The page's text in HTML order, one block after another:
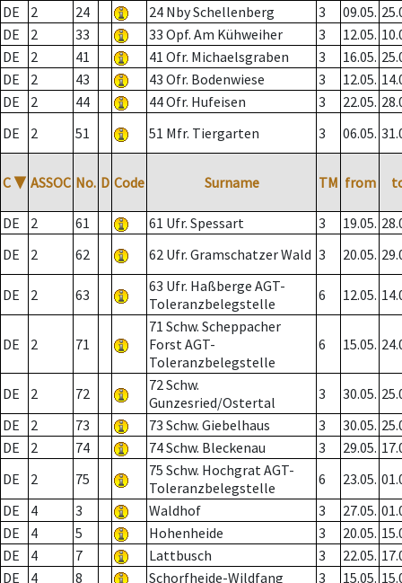
DE
2 24 24 Nby Schellenberg 3 09.05.
DE
2 33 33 Opf. Am Kühweiher 3 12.05.
DE
2 41 41 Ofr. Michaelsgraben 3 16.05.
DE
2 43 43 Ofr. Bodenwiese 3 12.05.
DE
2 44 44 Ofr. Hufeisen 3 22.05.
DE
2 51 51 Mfr. Tiergarten 3 06.05.
C ▼ ASSOC No. D Code Surname TM from
DE 2 61 61 Ufr. Spessart 3 19.05.
DE
2 62 62 Ufr. Gramschatzer Wald 3 20.05.
DE 2 63
63 Ufr. Haßberge AGT-
Toleranzbelegstelle
6 12.05.
DE 2 71
71 Schw. Scheppacher
Forst AGT-
Toleranzbelegstelle
6 15.05.
DE 2 72
72 Schw.
Gunzesried/Ostertal
3 30.05.
DE
2 73 73 Schw. Giebelhaus 3 30.05.
DE
2 74 74 Schw. Bleckenau 3 29.05.
DE
2 75
75 Schw. Hochgrat AGT-
Toleranzbelegstelle
6 23.05.
DE
4 3 Waldhof 3 27.05.
DE
4 5 Hohenheide 3 20.05.
DE
4 7 Lattbusch 3 22.05.
DE
4 8 Schorfheide-Wildfang 3 15.05.